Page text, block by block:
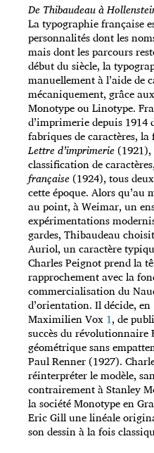
De Thibaudeau à
La typographie française
personnalités dont les
mais dont les parcours
début du siècle, la
manuellement à l’aide de
mécaniquement, grâce
Monotype ou Linotype.
d’imprimerie depuis 1914
fabriques de caractères,
Lettre d’imprimerie
classification de
française (1924), tous
cette époque. Alors qu’au
au point, à Weimar, un
expérimentations
gardes, Thibaudeau
Auriol, un caractère
Charles Peignot prend la
rapprochement avec la
commercialisation du
d’orientation. Il décide, en
Maximilien Vox 1, de
succès du révolutionnaire
géométrique sans
Paul Renner (1927).
réinterpréter le modèle,
contrairement à Stanley
la société Monotype en
Eric Gill une linéale
son dessin à la fois